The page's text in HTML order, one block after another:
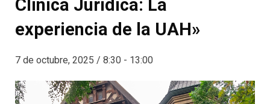
Clínica Jurídica: La
experiencia de la UAH»
7 de octubre, 2025 / 8:30 - 13:00